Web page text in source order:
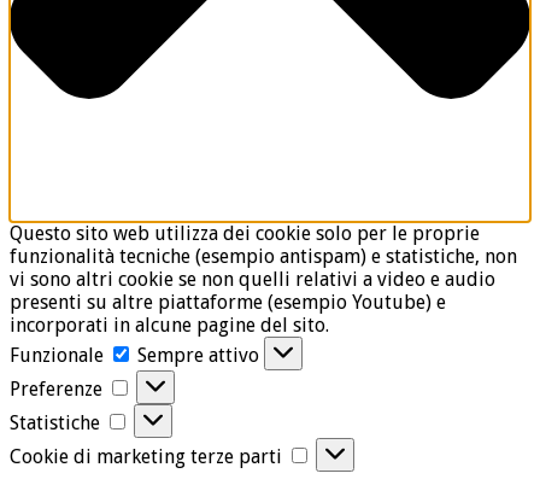
Questo sito web utilizza dei cookie solo per le proprie
funzionalità tecniche (esempio antispam) e statistiche, non
vi sono altri cookie se non quelli relativi a video e audio
presenti su altre piattaforme (esempio Youtube) e
incorporati in alcune pagine del sito.
Funzionale
Funzionale
Sempre attivo
Preferenze
Preferenze
Statistiche
Statistiche
Cookie di marketing terze parti
Cookie
di